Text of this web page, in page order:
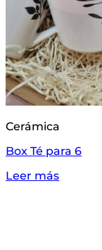
Cerámica
Box Té para 6
Leer más